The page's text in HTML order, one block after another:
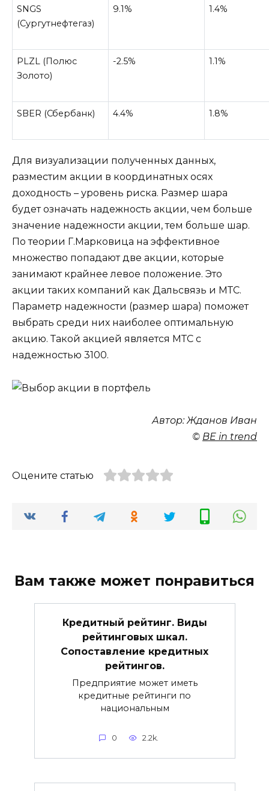
SNGS
(Сургутнефтегаз)
9.1% 1.4%
PLZL (Полюс
Золото)
-2.5% 1.1%
SBER (Сбербанк) 4.4% 1.8%
Для визуализации полученных данных,
разместим акции в координатных осях
доходность – уровень риска. Размер шара
будет означать надежность акции, чем больше
значение надежности акции, тем больше шар.
По теории Г.Марковица на эффективное
множество попадают две акции, которые
занимают крайнее левое положение. Это
акции таких компаний как Дальсвязь и МТС.
Параметр надежности (размер шара) поможет
выбрать среди них наиболее оптимальную
акцию. Такой акцией является МТС с
надежностью 3100.
Автор:Жданов Иван
© BE in trend
Оцените статью
Вам также может понравиться
Кредитный рейтинг. Виды
рейтинговых шкал.
Сопоставление кредитных
рейтингов.
Предприятие может иметь
кредитные рейтинги по
национальным
0 2.2k.